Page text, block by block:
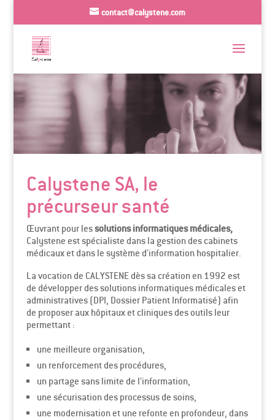
contact@calystene.com
Calystene SA, le
précurseur santé
Œuvrant pour lessolutions informatiques médicales,
Calystene est spécialiste dans la gestion des cabinets
médicaux et dans le système d’information hospitalier.
La vocation de CALYSTENE dès sa création en 1992 est
de développer des solutions informatiques médicales et
administratives (DPI, Dossier Patient Informatisé) afin
de proposer aux hôpitaux et cliniques des outils leur
permettant :
une meilleure organisation,
un renforcement des procédures,
un partage sans limite de l’information,
une sécurisation des processus de soins,
une modernisation et une refonte en profondeur, dans